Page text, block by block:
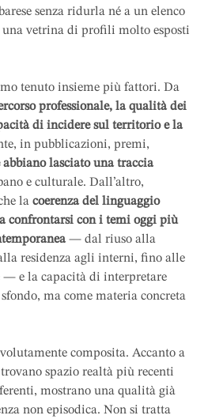
senza ridurla né a un elenco
vetrina di profili molto esposti
tenuto insieme più fattori. Da
professionale, la qualità dei
di incidere sul territorio e la
in pubblicazioni, premi,
lasciato una traccia
e culturale. Dall’altro,
la coerenza del linguaggio
confrontarsi con i temi oggi più
— dal riuso alla
residenza agli interni, fino alle
— e la capacità di interpretare
ma come materia concreta
composita. Accanto a
spazio realtà più recenti
mostrano una qualità già
non episodica. Non si tratta